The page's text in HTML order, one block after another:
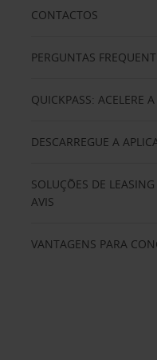
CONTACTOS
PERGUNTAS
QUICKPASS: ACELERE
DESCARREGUE A
SOLUÇÕES DE
AVIS
VANTAGENS PARA